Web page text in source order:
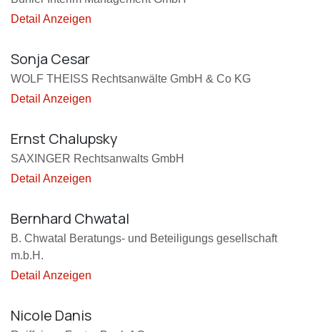
Detail Anzeigen
Sonja Cesar
WOLF THEISS Rechtsanwälte GmbH & Co KG
Detail Anzeigen
Ernst Chalupsky
SAXINGER Rechtsanwalts GmbH
Detail Anzeigen
Bernhard Chwatal
B. Chwatal Beratungs- und Beteiligungs gesellschaft
m.b.H.
Detail Anzeigen
Nicole Danis